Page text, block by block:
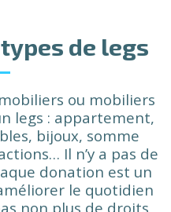
de legs
ou mobiliers
legs : appartement,
bijoux, somme
Il n’y a pas de
donation est un
le quotidien
non plus de droits